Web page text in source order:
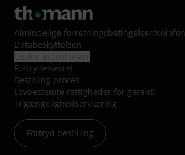
Almindelige forretningsbetingelser/Kolofon
Databeskyttelsen
Fortrydelsesret
Bestilling proces
Lovbestemte rettigheder for garanti
Tilgængelighedserklæring
Fortryd bestilling